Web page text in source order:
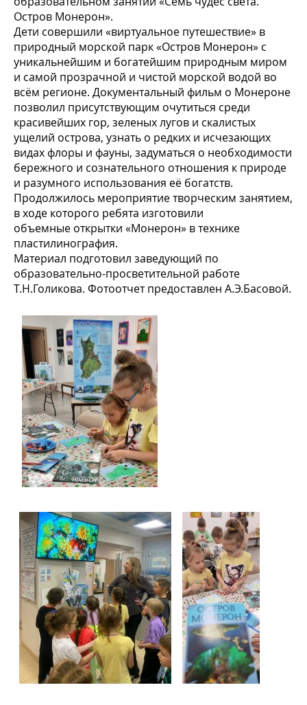
Остров Монерон».
Дети совершили «виртуальное путешествие» в
природный морской парк «Остров Монерон» с
уникальнейшим и богатейшим природным миром
и самой прозрачной и чистой морской водой во
всём регионе. Документальный фильм о Монероне
позволил присутствующим очутиться среди
красивейших гор, зеленых лугов и скалистых
ущелий острова, узнать о редких и исчезающих
видах флоры и фауны, задуматься о необходимости
бережного и сознательного отношения к природе
и разумного использования её богатств.
Продолжилось мероприятие творческим занятием,
в ходе которого ребята изготовили
объемные открытки «Монерон» в технике
пластилинография.
Материал подготовил заведующий по
образовательно-просветительной работе
Т.Н.Голикова. Фотоотчет предоставлен А.Э.Басовой.